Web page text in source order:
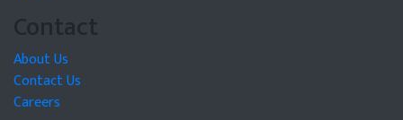
Contact
About Us
Contact Us
Careers